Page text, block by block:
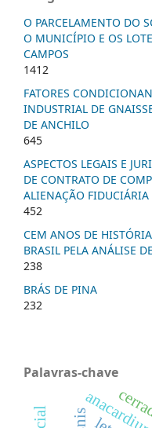
O PARCELAMENTO DO
O MUNICÍPIO E OS
CAMPOS
1412
FATORES
INDUSTRIAL DE
DE ANCHILO
645
ASPECTOS LEGAIS E
DE CONTRATO DE
ALIENAÇÃO FIDUCIÁRIA
452
CEM ANOS DE
BRASIL PELA ANÁLISE
238
BRÁS DE PINA
232
Palavras-chave
snis